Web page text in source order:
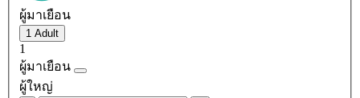
ผู้มาเยือน
1
ผู้มาเยือน
ผู้ใหญ่